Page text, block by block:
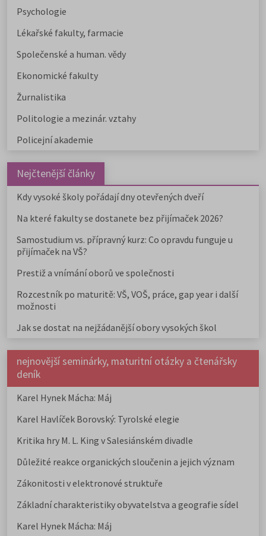
Psychologie
Lékařské fakulty, farmacie
Společenské a human. vědy
Ekonomické fakulty
Žurnalistika
Politologie a mezinár. vztahy
Policejní akademie
Nejčtenější články
Kdy vysoké školy pořádají dny otevřených dveří
Na které fakulty se dostanete bez přijímaček 2026?
Samostudium vs. přípravný kurz: Co opravdu funguje u
přijímaček na VŠ?
Prestiž a vnímání oborů ve společnosti
Rozcestník po maturitě: VŠ, VOŠ, práce, gap year i další
možnosti
Jak se dostat na nejžádanější obory vysokých škol
nejnovější seminárky, maturitní otázky a čtenářsky
deník
Karel Hynek Mácha: Máj
Karel Havlíček Borovský: Tyrolské elegie
Kritika hry M. L. King v Salesiánském divadle
Důležité reakce organických sloučenin a jejich význam
Zákonitosti v elektronové struktuře
Základní charakteristiky obyvatelstva a geografie sídel
Karel Hynek Mácha: Máj